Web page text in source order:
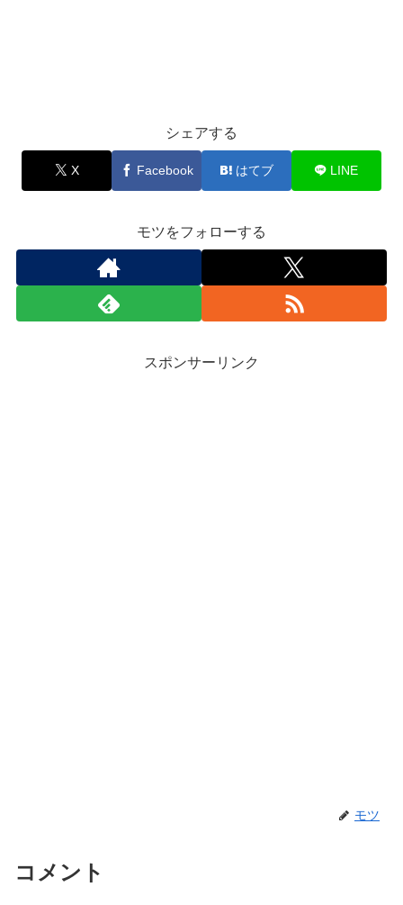
シェアする
X Facebook はてブ LINE
モツをフォローする
スポンサーリンク
モツ
コメント